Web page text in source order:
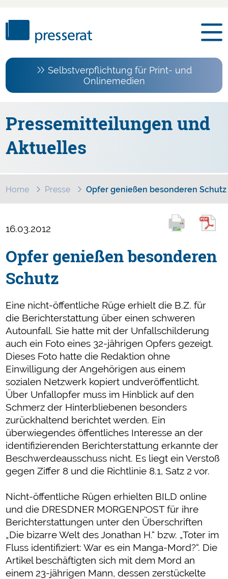
Selbstverpflichtung für Print- und
Onlinemedien
Pressemitteilungen und
Aktuelles
Home Presse Opfer genießen besonderen Schutz
16.03.2012
Opfer genießen besonderen
Schutz
Eine nicht-öffentliche Rüge erhielt die B.Z. für
die Berichterstattung über einen schweren
Autounfall. Sie hatte mit der Unfallschilderung
auch ein Foto eines 32-jährigen Opfers gezeigt.
Dieses Foto hatte die Redaktion ohne
Einwilligung der Angehörigen aus einem
sozialen Netzwerk kopiert undveröffentlicht.
Über Unfallopfer muss im Hinblick auf den
Schmerz der Hinterbliebenen besonders
zurückhaltend berichtet werden. Ein
überwiegendes öffentliches Interesse an der
identifizierenden Berichterstattung erkannte der
Beschwerdeausschuss nicht. Es liegt ein Verstoß
gegen Ziffer 8 und die Richtlinie 8.1, Satz 2 vor.
Nicht-öffentliche Rügen erhielten BILD online
und die DRESDNER MORGENPOST für ihre
Berichterstattungen unter den Überschriften
„Die bizarre Welt des Jonathan H.“ bzw. „Toter im
Fluss identifiziert: War es ein Manga-Mord?“. Die
Artikel beschäftigten sich mit dem Mord an
einem 23-jährigen Mann, dessen zerstückelte